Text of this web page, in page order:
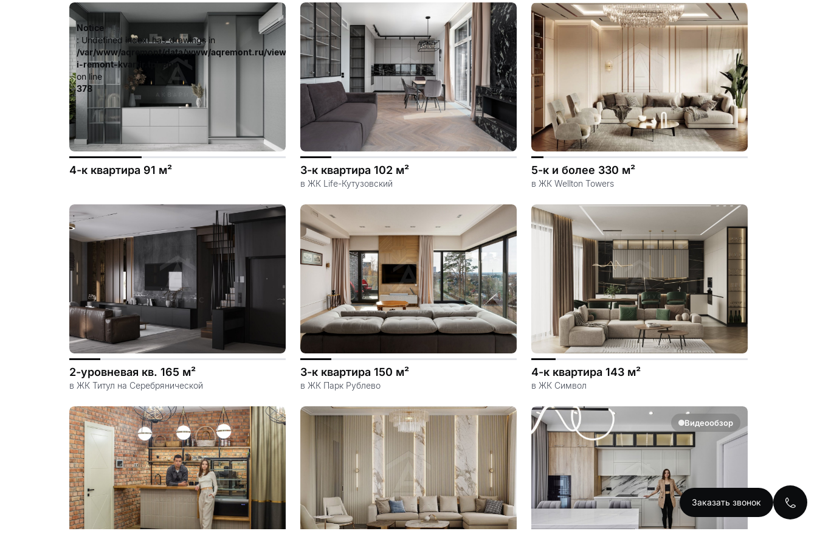
Notice
: Undefined index: has_drawings in
/var/www/aqremont/data/www/aqremont.ru/view/templates_c/ca23d591d3fd8044c55329b97dcde4d44cdb3e9e.file.dizayn-
i-remont-kvartir.tpl.php
on line
378
4-к квартира 91 м² 3-к квартира 102 м²
в ЖК Life-Кутузовский
5-к и более 330 м²
в ЖК Wellton Towers
2-уровневая кв. 165 м²
в ЖК Титул на Серебрянической
3-к квартира 150 м²
в ЖК Парк Рублево
4-к квартира 143 м²
в ЖК Символ
Видеообзор
Заказать звонок